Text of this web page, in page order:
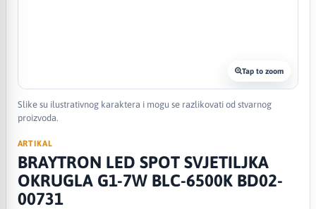
Tap to zoom
Slike su ilustrativnog karaktera i mogu se razlikovati od stvarnog
proizvoda.
ARTIKAL
BRAYTRON LED SPOT SVJETILJKA
OKRUGLA G1-7W BLC-6500K BD02-
00731